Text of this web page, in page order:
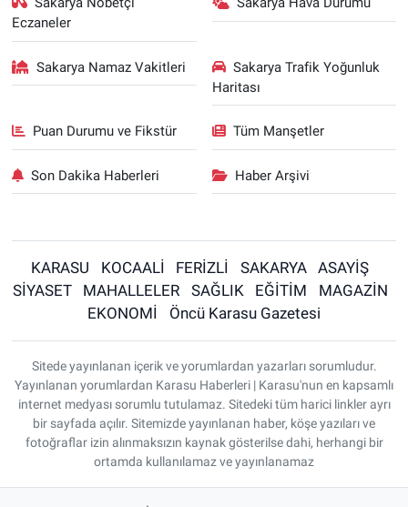
Eczaneler
Sakarya Namaz Vakitleri
Sakarya Trafik Yoğunluk
Haritası
Puan Durumu ve Fikstür Tüm Manşetler
Son Dakika Haberleri Haber Arşivi
KARASU KOCAALİ FERİZLİ SAKARYA
ASAYİŞ
SİYASET
MAHALLELER SAĞLIK EĞİTİM
MAGAZİN
EKONOMİ
Öncü Karasu Gazetesi
Sitede yayınlanan içerik ve yorumlardan yazarları sorumludur.
Yayınlanan yorumlardan Karasu Haberleri | Karasu'nun en kapsamlı
internet medyası sorumlu tutulamaz. Sitedeki tüm harici linkler ayrı
bir sayfada açılır. Sitemizde yayınlanan haber, köşe yazıları ve
fotoğraflar izin alınmaksızın kaynak gösterilse dahi, herhangi bir
ortamda kullanılamaz ve yayınlanamaz